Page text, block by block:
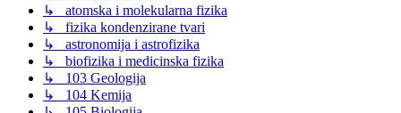
↳ atomska i molekularna fizika
↳ fizika kondenzirane tvari
↳ astronomija i astrofizika
↳ biofizika i medicinska fizika
↳ 103 Geologija
↳ 104 Kemija